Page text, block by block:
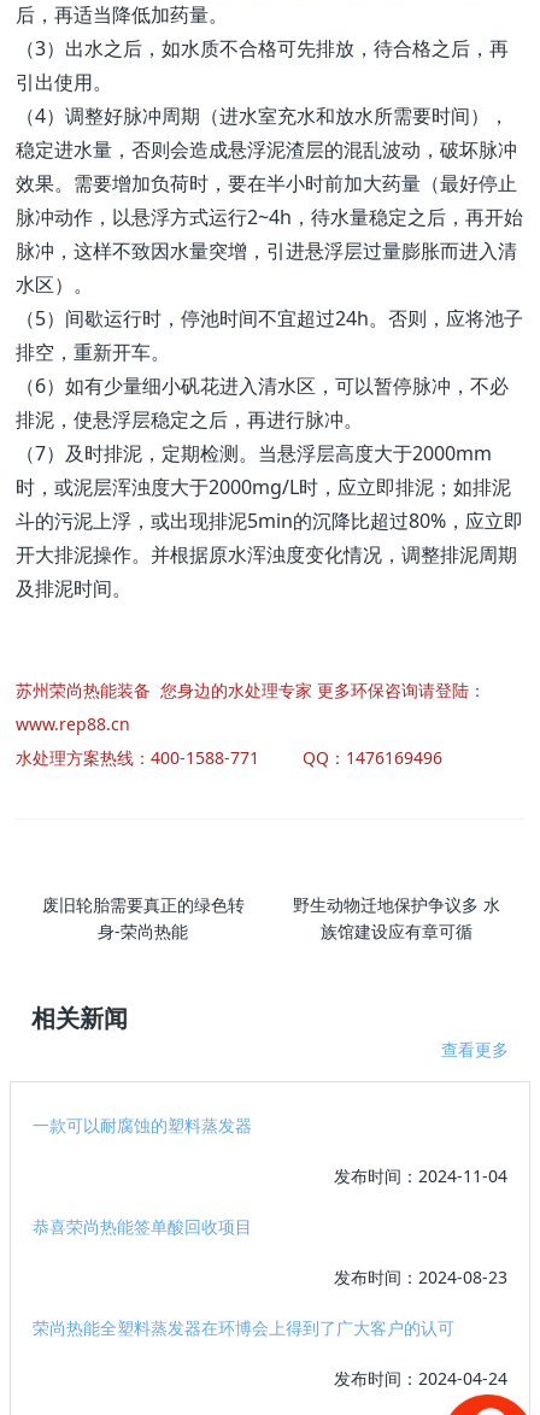
后，再适当降低加药量。
（3）出水之后，如水质不合格可先排放，待合格之后，再
引出使用。
（4）调整好脉冲周期（进水室充水和放水所需要时间），
稳定进水量，否则会造成悬浮泥渣层的混乱波动，破坏脉冲
效果。需要增加负荷时，要在半小时前加大药量（最好停止
脉冲动作，以悬浮方式运行2~4h，待水量稳定之后，再开始
脉冲，这样不致因水量突增，引进悬浮层过量膨胀而进入清
水区）。
（5）间歇运行时，停池时间不宜超过24h。否则，应将池子
排空，重新开车。
（6）如有少量细小矾花进入清水区，可以暂停脉冲，不必
排泥，使悬浮层稳定之后，再进行脉冲。
（7）及时排泥，定期检测。当悬浮层高度大于2000mm
时，或泥层浑浊度大于2000mg/L时，应立即排泥；如排泥
斗的污泥上浮，或出现排泥5min的沉降比超过80%，应立即
开大排泥操作。并根据原水浑浊度变化情况，调整排泥周期
及排泥时间。
苏州荣尚热能装备 您身边的水处理专家 更多环保咨询请登陆：
www.rep88.cn
水处理方案热线：400-1588-771 QQ：1476169496
废旧轮胎需要真正的绿色转
身-荣尚热能
野生动物迁地保护争议多 水
族馆建设应有章可循
相关新闻
查看更多
一款可以耐腐蚀的塑料蒸发器
发布时间：2024-11-04
恭喜荣尚热能签单酸回收项目
发布时间：2024-08-23
荣尚热能全塑料蒸发器在环博会上得到了广大客户的认可
发布时间：2024-04-24